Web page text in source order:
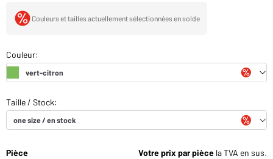
Couleurs et tailles actuellement sélectionnées en solde
Pièce Votre prix par pièce la TVA en sus.